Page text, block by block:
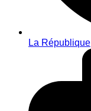
La République